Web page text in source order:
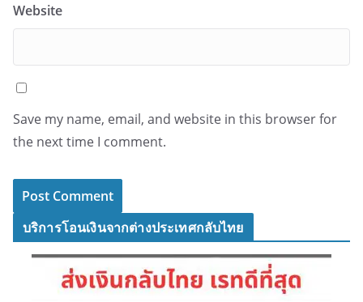
Website
Save my name, email, and website in this browser for
the next time I comment.
บริการโอนเงินจากต่างประเทศกลับไทย